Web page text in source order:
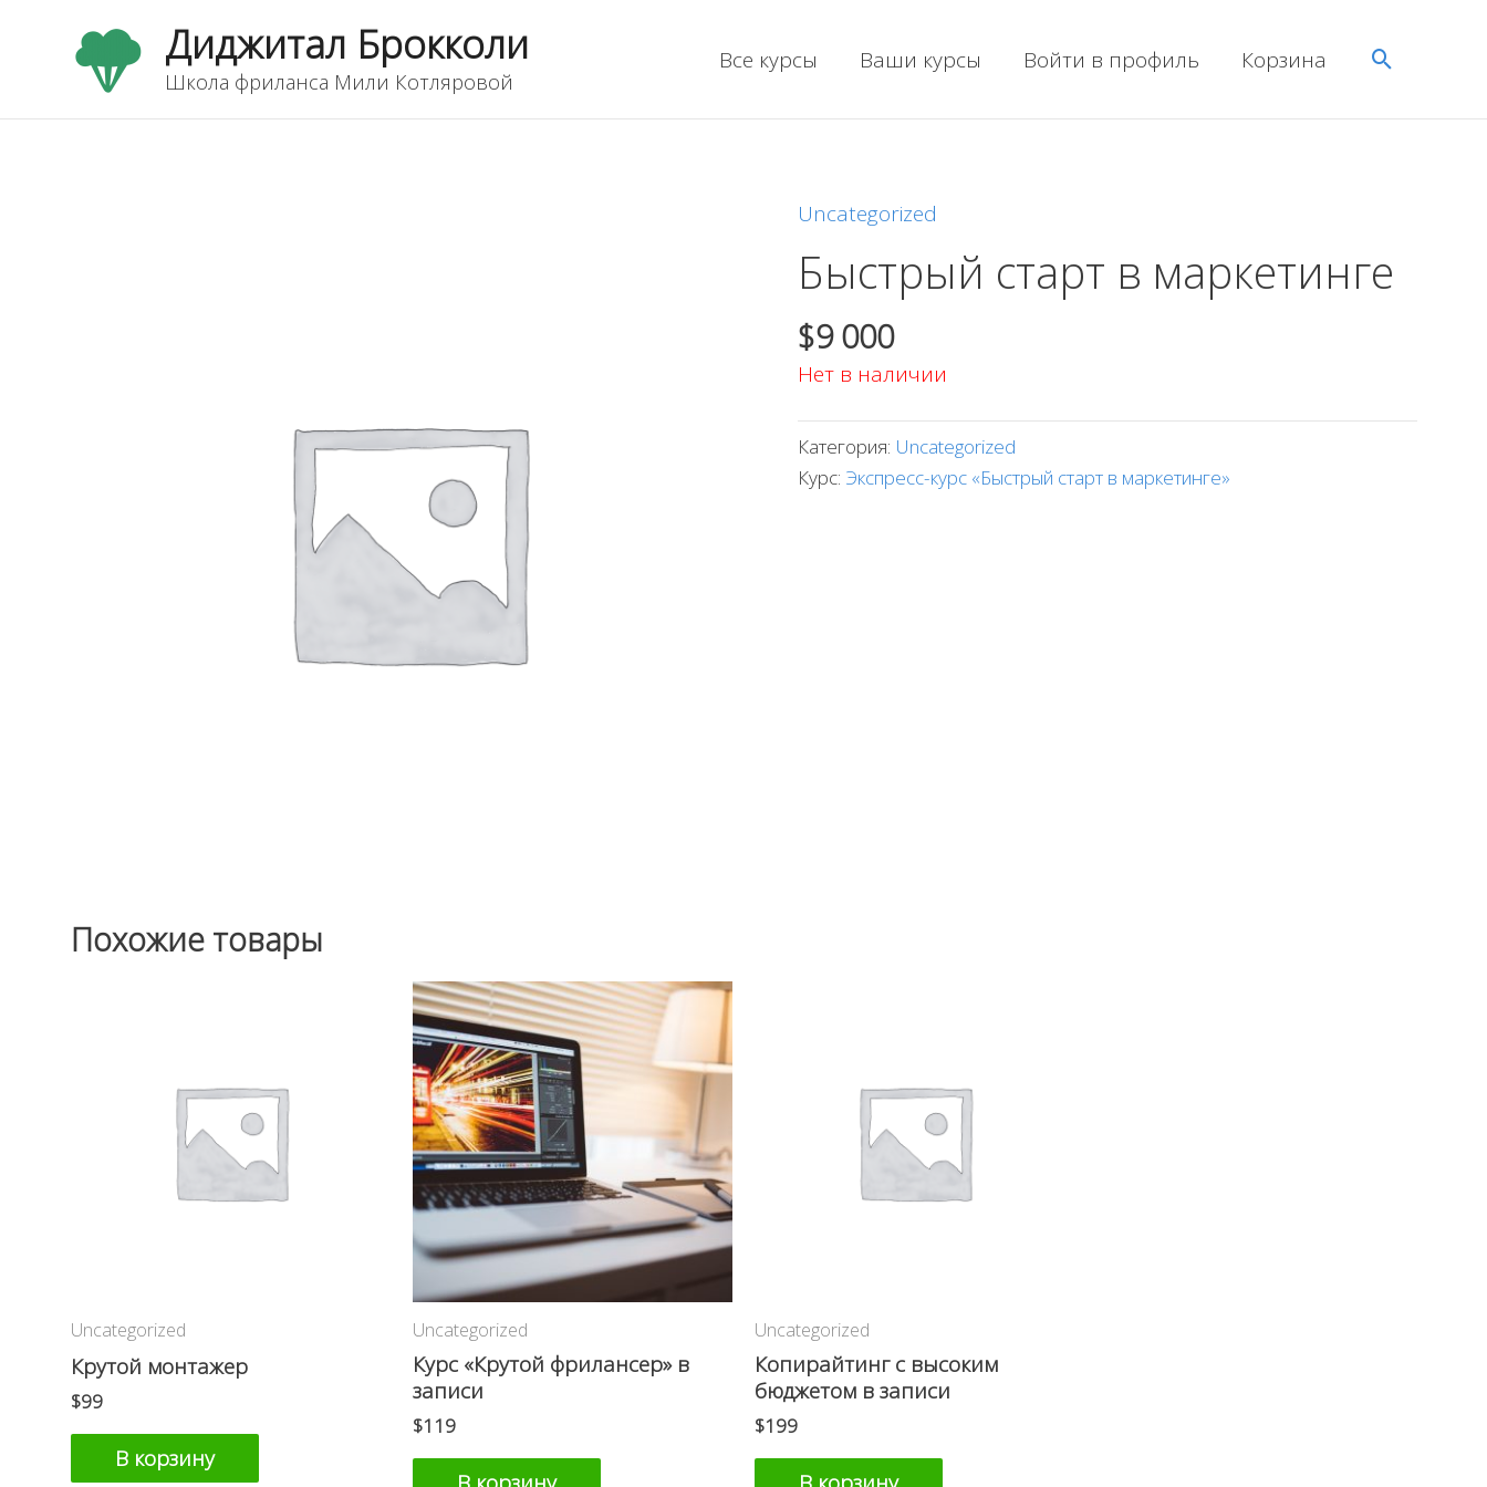
содержимому
Диджитал Брокколи
Школа фриланса Мили Котляровой
Все курсы Ваши курсы Войти в профиль Корзина Поиск
Uncategorized
Быстрый старт в маркетинге
$9 000
Нет в наличии
Категория: Uncategorized
Курс: Экспресс-курс «Быстрый старт в маркетинге»
Похожие товары
Uncategorized
Крутой монтажер
$99
В корзину
Uncategorized
Курс «Крутой фрилансер» в
записи
$119
Uncategorized
Копирайтинг с высоким
бюджетом в записи
$199